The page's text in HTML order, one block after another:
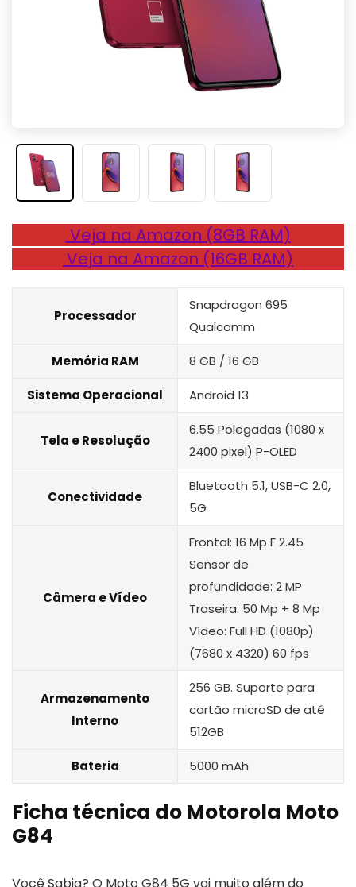
Veja na Amazon (8GB RAM)
Veja na Amazon (16GB RAM)
Processador
Snapdragon 695
Qualcomm
Memória RAM 8 GB / 16 GB
Sistema Operacional Android 13
Tela e Resolução
6.55 Polegadas (1080 x
2400 pixel) P-OLED
Conectividade
‎Bluetooth 5.1, USB-C 2.0,
5G
Câmera e Vídeo
Frontal: 16 Mp F 2.45
Sensor de
profundidade: 2 MP
Traseira: 50 Mp + 8 Mp
Vídeo: Full HD (1080p)
(7680 x 4320) 60 fps
Armazenamento
Interno
256 GB. Suporte para
cartão microSD de até
512GB
Bateria 5000 mAh
Ficha técnica do Motorola Moto
G84